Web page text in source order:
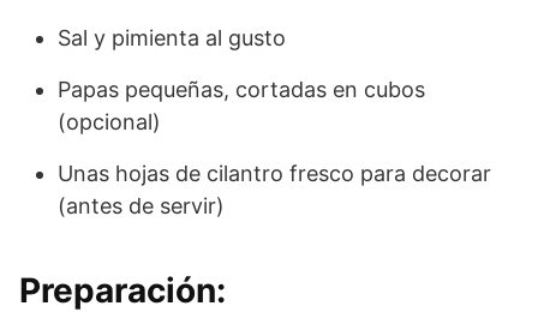
Sal y pimienta al gusto
Papas pequeñas, cortadas en cubos
(opcional)
Unas hojas de cilantro fresco para decorar
(antes de servir)
Preparación: